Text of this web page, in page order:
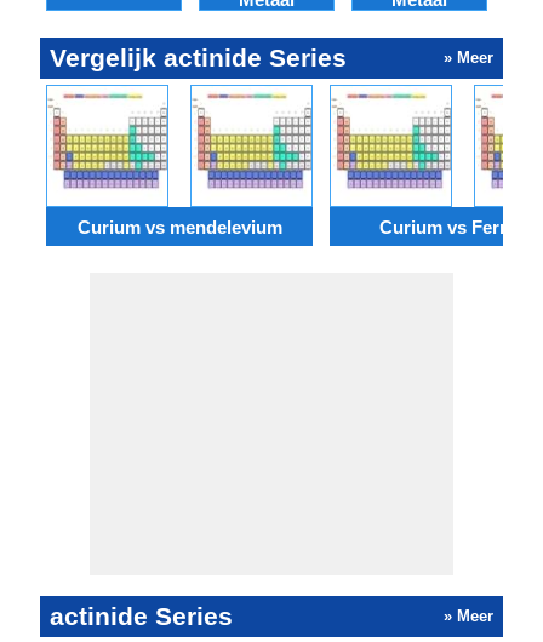
Vergelijk actinide Series » Meer
Curium vs mendelevium Curium vs
actinide Series » Meer